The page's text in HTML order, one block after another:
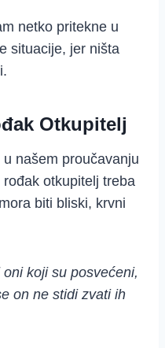
netko pritekne u
situacije, jer ništa
Otkupitelj
našem proučavanju
otkupitelj treba
biti bliski, krvni
koji su posvećeni,
on ne stidi zvati ih